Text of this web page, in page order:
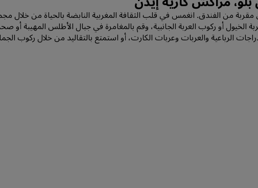
من الفندق. انغمس في قلب الثقافة المغربية النابضة بالحياة من خلال
أو ركوب العربة الجانبية، وقم بالمغامرة في جبال الأطلس المهيبة أو
الرباعية والعربات وعربات الكارت، أو استمتع بالتقاليد من خلال ركوب